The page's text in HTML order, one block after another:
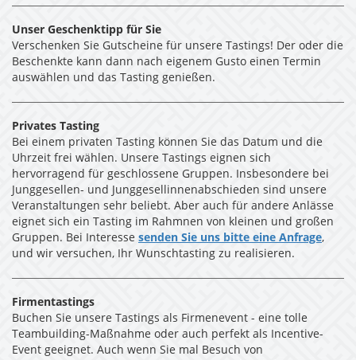
Unser Geschenktipp für Sie
Verschenken Sie Gutscheine für unsere Tastings! Der oder die
Beschenkte kann dann nach eigenem Gusto einen Termin
auswählen und das Tasting genießen.
Privates Tasting
Bei einem privaten Tasting können Sie das Datum und die
Uhrzeit frei wählen. Unsere Tastings eignen sich
hervorragend für geschlossene Gruppen. Insbesondere bei
Junggesellen- und Junggesellinnenabschieden sind unsere
Veranstaltungen sehr beliebt. Aber auch für andere Anlässe
eignet sich ein Tasting im Rahmnen von kleinen und großen
Gruppen. Bei Interesse senden Sie uns bitte eine Anfrage,
und wir versuchen, Ihr Wunschtasting zu realisieren.
Firmentastings
Buchen Sie unsere Tastings als Firmenevent - eine tolle
Teambuilding-Maßnahme oder auch perfekt als Incentive-
Event geeignet. Auch wenn Sie mal Besuch von